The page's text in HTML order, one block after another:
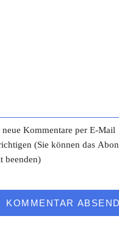
neue Kommentare per E-Mail
(Sie können das
beenden)
KOMMENTAR